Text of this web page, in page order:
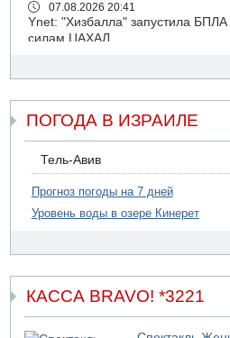
07.08.2026 20:41
Ynet: "Хизбалла" запустила БПЛА
силам ЦАХАЛ
ДТП в Ашдоде: тяжело ранены
07.08.2026 19:14
Скончался водитель, врезавшийся
Иерусалиме
07.08.2026 17:57
Подозреваемый в
Дахан
07.08.2026 17:55
коррупционных отношениях с
для уклонистов-харедим
ПОГОДА В ИЗРАИЛЕ
Тель-Авив
Прогноз погоды на 7 дней
Уровень воды в озере Кинерет
КАССА BRAVO! *3221